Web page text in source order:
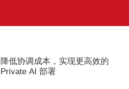
降低协调成本，实现更高效的
Private AI 部署